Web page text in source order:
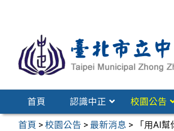
區
首頁 認識中正 校園公告
首頁 >校園公告 > 最新消息 > 「用AI